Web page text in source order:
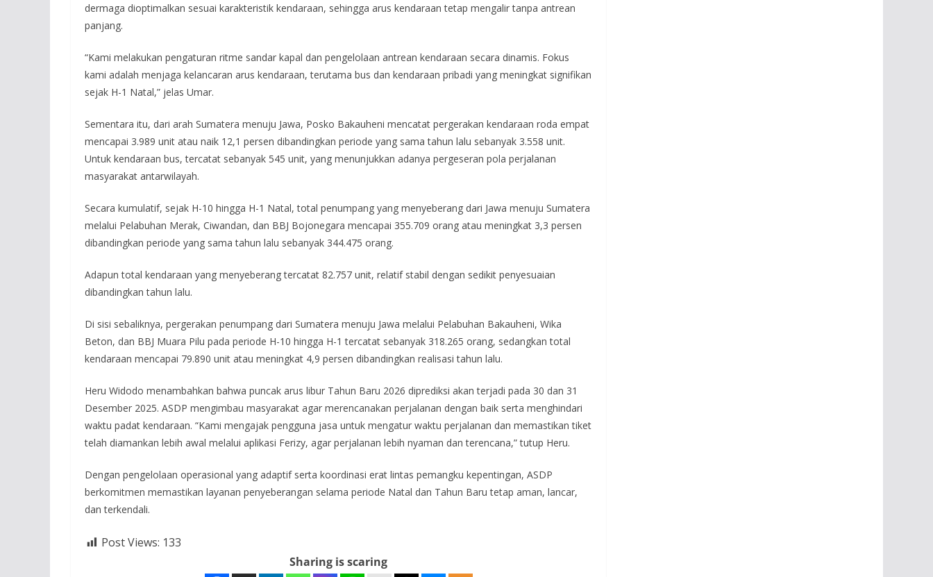
dermaga dioptimalkan sesuai karakteristik kendaraan, sehingga arus kendaraan tetap mengalir tanpa antrean
panjang.
“Kami melakukan pengaturan ritme sandar kapal dan pengelolaan antrean kendaraan secara dinamis. Fokus
kami adalah menjaga kelancaran arus kendaraan, terutama bus dan kendaraan pribadi yang meningkat signifikan
sejak H-1 Natal,” jelas Umar.
Sementara itu, dari arah Sumatera menuju Jawa, Posko Bakauheni mencatat pergerakan kendaraan roda empat
mencapai 3.989 unit atau naik 12,1 persen dibandingkan periode yang sama tahun lalu sebanyak 3.558 unit.
Untuk kendaraan bus, tercatat sebanyak 545 unit, yang menunjukkan adanya pergeseran pola perjalanan
masyarakat antarwilayah.
Secara kumulatif, sejak H-10 hingga H-1 Natal, total penumpang yang menyeberang dari Jawa menuju Sumatera
melalui Pelabuhan Merak, Ciwandan, dan BBJ Bojonegara mencapai 355.709 orang atau meningkat 3,3 persen
dibandingkan periode yang sama tahun lalu sebanyak 344.475 orang.
Adapun total kendaraan yang menyeberang tercatat 82.757 unit, relatif stabil dengan sedikit penyesuaian
dibandingkan tahun lalu.
Di sisi sebaliknya, pergerakan penumpang dari Sumatera menuju Jawa melalui Pelabuhan Bakauheni, Wika
Beton, dan BBJ Muara Pilu pada periode H-10 hingga H-1 tercatat sebanyak 318.265 orang, sedangkan total
kendaraan mencapai 79.890 unit atau meningkat 4,9 persen dibandingkan realisasi tahun lalu.
Heru Widodo menambahkan bahwa puncak arus libur Tahun Baru 2026 diprediksi akan terjadi pada 30 dan 31
Desember 2025. ASDP mengimbau masyarakat agar merencanakan perjalanan dengan baik serta menghindari
waktu padat kendaraan. “Kami mengajak pengguna jasa untuk mengatur waktu perjalanan dan memastikan tiket
telah diamankan lebih awal melalui aplikasi Ferizy, agar perjalanan lebih nyaman dan terencana,” tutup Heru.
Dengan pengelolaan operasional yang adaptif serta koordinasi erat lintas pemangku kepentingan, ASDP
berkomitmen memastikan layanan penyeberangan selama periode Natal dan Tahun Baru tetap aman, lancar,
dan terkendali.
Post Views: 133
Sharing is scaring